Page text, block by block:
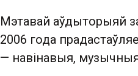
Мэтавай аўдыторыяй
2006 года
— навінавыя,